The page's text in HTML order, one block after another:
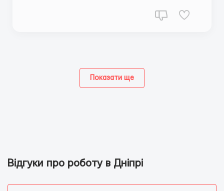
Показати ще
Відгуки про роботу в Дніпрі